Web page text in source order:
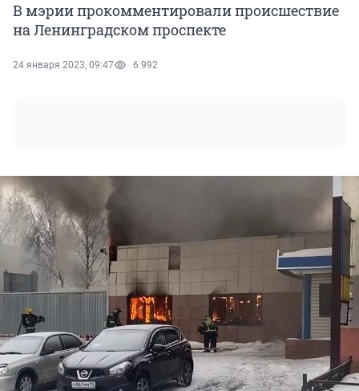
В мэрии прокомментировали происшествие
на Ленинградском проспекте
24 января 2023, 09:47 6 992